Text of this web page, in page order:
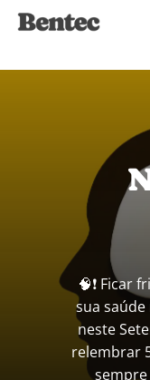
Skip
🧠❗
sua
neste
relembrar